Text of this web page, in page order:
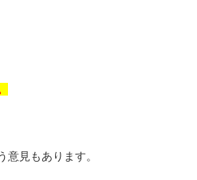
見もあります。